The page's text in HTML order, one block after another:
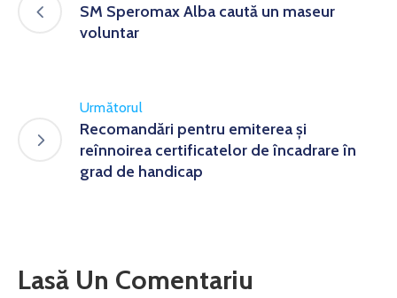
SM Speromax Alba caută un maseur
voluntar
Următorul
Recomandări pentru emiterea şi
reînnoirea certificatelor de încadrare în
grad de handicap
Lasă Un Comentariu